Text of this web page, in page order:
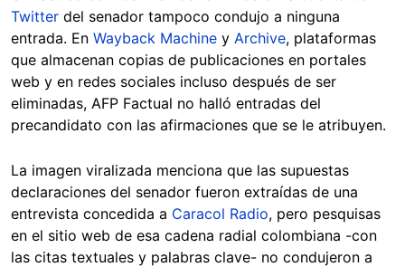
Twitter del senador tampoco condujo a ninguna
entrada. En Wayback Machine y Archive, plataformas
que almacenan copias de publicaciones en portales
web y en redes sociales incluso después de ser
eliminadas, AFP Factual no halló entradas del
precandidato con las afirmaciones que se le atribuyen.
La imagen viralizada menciona que las supuestas
declaraciones del senador fueron extraídas de una
entrevista concedida a Caracol Radio, pero pesquisas
en el sitio web de esa cadena radial colombiana -con
las citas textuales y palabras clave- no condujeron a